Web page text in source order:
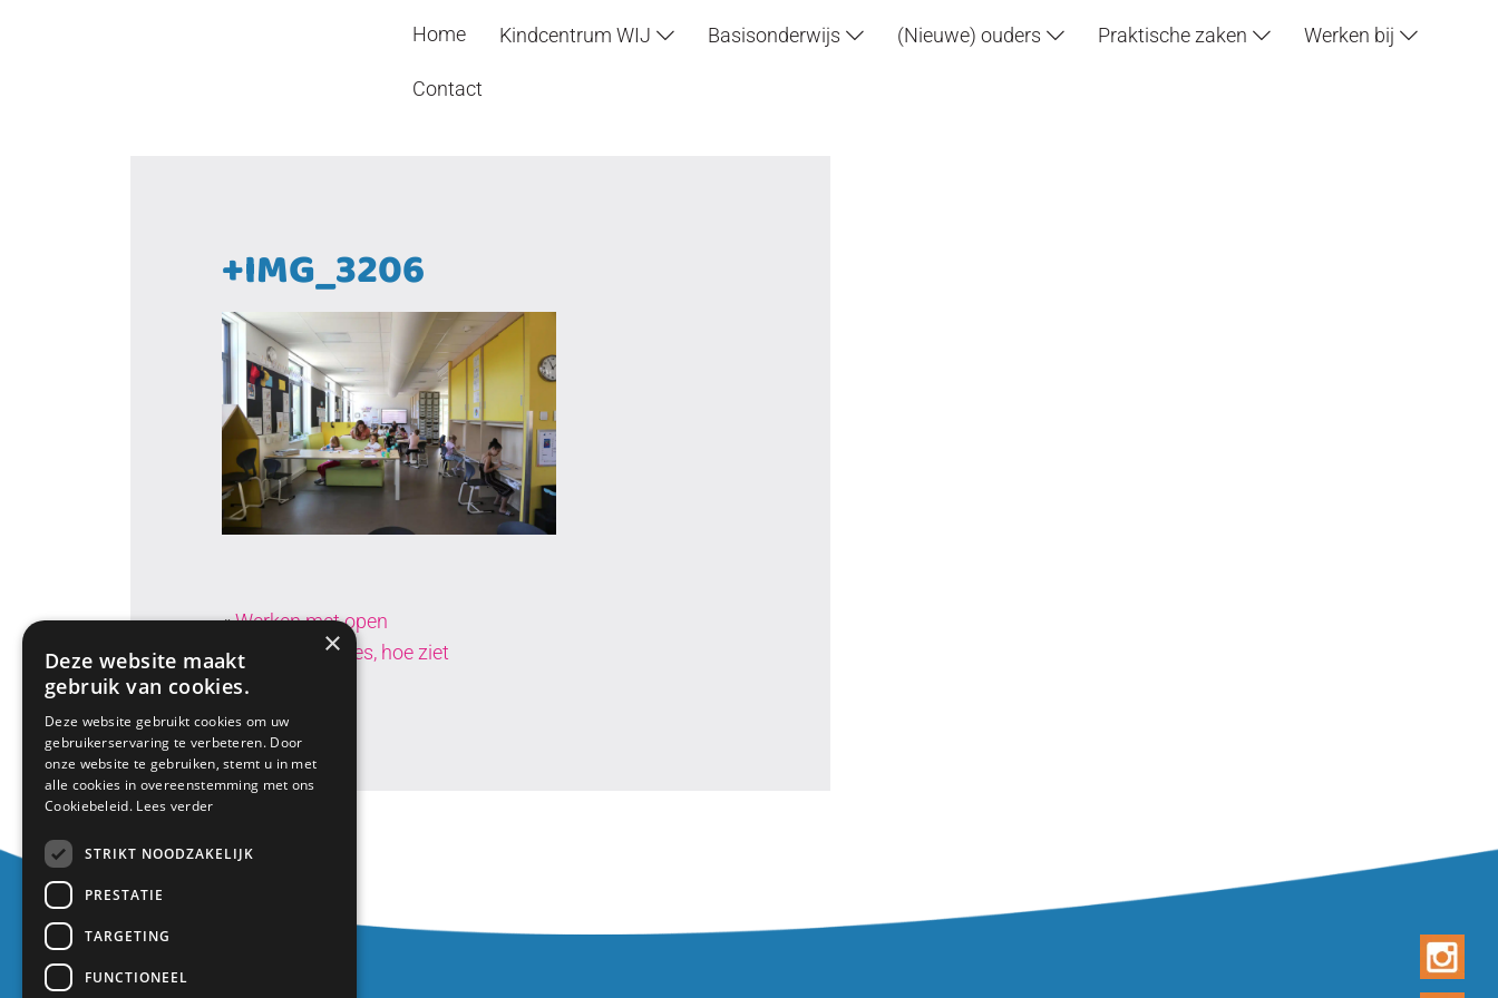
Header
Home Kindcentrum WIJ Basisonderwijs (Nieuwe) ouders Praktische zaken Werken bij
Contact
+IMG_3206
«Werken met open
onderwijsruimtes, hoe ziet
dat eruit?
Contact
Europalaan 1
×
Deze website maakt
gebruik van cookies.
Deze website gebruikt cookies om uw
gebruikerservaring te verbeteren. Door
onze website te gebruiken, stemt u in met
alle cookies in overeenstemming met ons
Cookiebeleid. Lees verder
STRIKT NOODZAKELIJK
PRESTATIE
TARGETING
FUNCTIONEEL